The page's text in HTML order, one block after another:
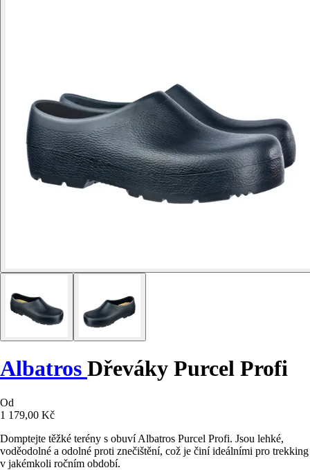
Albatros Dřeváky Purcel Profi
Od
1 179,00 Kč
Domptejte těžké terény s obuví Albatros Purcel Profi. Jsou lehké,
voděodolné a odolné proti znečištění, což je činí ideálními pro trekking
v jakémkoli ročním období.